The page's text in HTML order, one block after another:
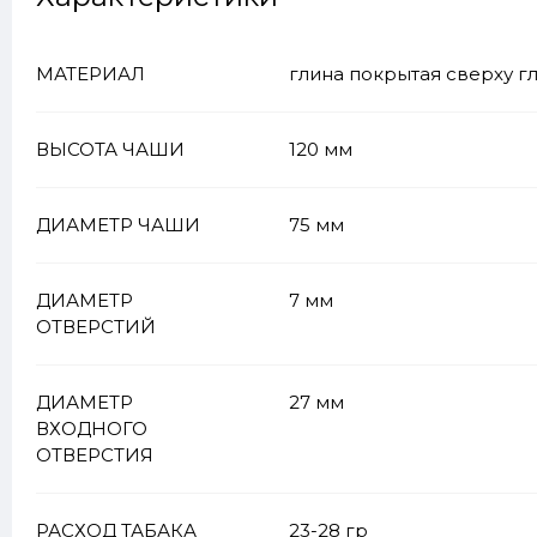
МАТЕРИАЛ глина покрытая сверху
ВЫСОТА ЧАШИ 120 мм
ДИАМЕТР ЧАШИ 75 мм
ДИАМЕТР
ОТВЕРСТИЙ
7 мм
ДИАМЕТР
ВХОДНОГО
ОТВЕРСТИЯ
27 мм
РАСХОД ТАБАКА 23-28 гр